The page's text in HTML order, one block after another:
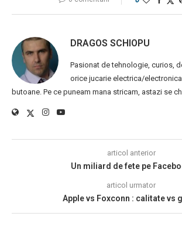
DRAGOS SCHIOPU
Pasionat de tehnologie, curios,
orice jucarie electrica/
butoane. Pe ce puneam mana stricam, astazi se
articol anterior
Un miliard de fete pe
articol urmator
Apple vs Foxconn : calitate vs